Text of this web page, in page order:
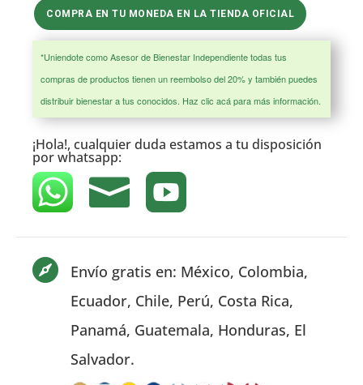
COMPRA EN TU MONEDA EN LA TIENDA OFICIAL
*Uniendote como Asesor de Bienestar Independiente todas tus
compras de productos tienen un reembolso del 20% y también puedes
distribuir bienestar a tus conocidos. Haz clic acá para más información.
¡Hola!, cualquier duda estamos a tu disposición
porwhatsapp:
 

Envío gratis en: México, Colombia,
Ecuador, Chile, Perú, Costa Rica,
Panamá, Guatemala, Honduras, El
Salvador.